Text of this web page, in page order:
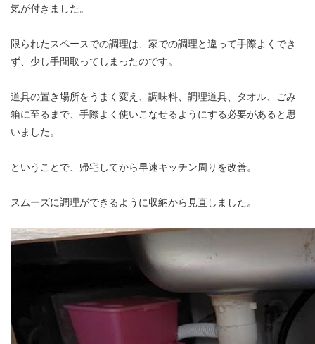
気が付きました。
限られたスペースでの調理は、家での調理と違って手際よくでき
ず、少し手間取ってしまったのです。
道具の置き場所をうまく変え、調味料、調理道具、タオル、ごみ
箱に至るまで、手際よく使いこなせるようにする必要があると思
いました。
ということで、帰宅してから早速キッチン周りを改善。
スムーズに調理ができるように収納から見直しました。